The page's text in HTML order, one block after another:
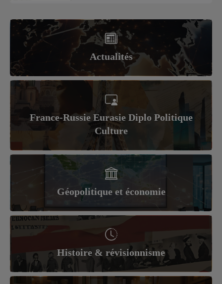
Actualités
France-Russie Eurasie Diplo Politique
Culture
Géopolitique et économie
Histoire & révisionnisme